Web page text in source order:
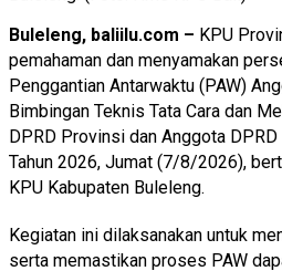
Buleleng, baliilu.com – KPU
pemahaman dan menyamakan
Penggantian Antarwaktu (PAW)
Bimbingan Teknis Tata Cara dan
DPRD Provinsi dan Anggota
Tahun 2026, Jumat (7/8/2026),
KPU Kabupaten Buleleng.
Kegiatan ini dilaksanakan untuk
serta memastikan proses PAW